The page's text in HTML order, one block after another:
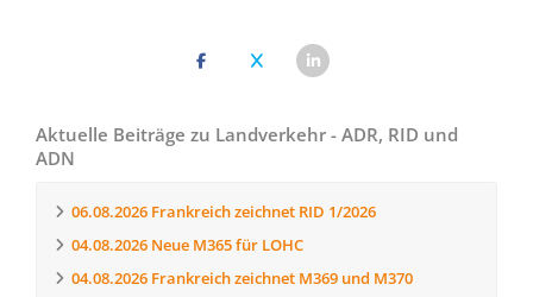
Aktuelle Beiträge zu Landverkehr - ADR, RID und
ADN
06.08.2026 Frankreich zeichnet RID 1/2026
04.08.2026 Neue M365 für LOHC
04.08.2026 Frankreich zeichnet M369 und M370